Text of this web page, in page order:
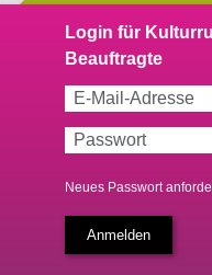
Neues Passwort